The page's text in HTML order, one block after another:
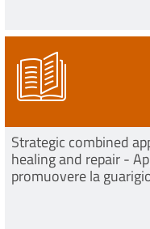
Strategic combined
healing and repair -
promuovere la